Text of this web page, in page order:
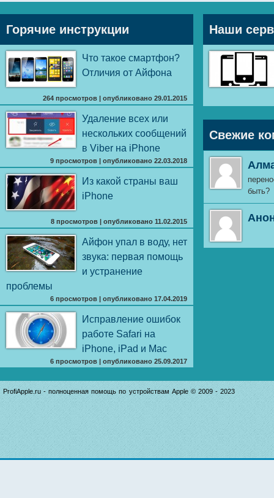
Горячие инструкции
Что такое смартфон?
Отличия от Айфона
264 просмотров |опубликовано 29.01.2015
Удаление всех или
нескольких сообщений
в Viber на iPhone
9 просмотров |опубликовано 22.03.2018
Из какой страны ваш
iPhone
8 просмотров |опубликовано 11.02.2015
Айфон упал в воду, нет
звука: первая помощь
и устранение
проблемы
6 просмотров |опубликовано 17.04.2019
Исправление ошибок
работе Safari на
iPhone, iPad и Mac
6 просмотров |опубликовано 25.09.2017
Наши
Свежие
быть?
ProfiApple.ru - полноценная помощь по устройствам Apple © 2009 - 2023